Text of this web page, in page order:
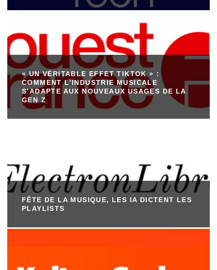
« UN VÉRITABLE EFFET TIKTOK » :
COMMENT L’INDUSTRIE MUSICALE
S’ADAPTE AUX NOUVEAUX USAGES DE LA
GEN Z
FÊTE DE LA MUSIQUE, LES IA DICTENT LES
PLAYLISTS